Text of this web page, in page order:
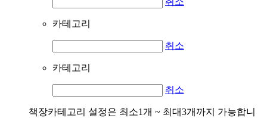
카테고리
취소
카테고리
취소
책장카테고리 설정은 최소1개 ~ 최대3개까지 가능합니